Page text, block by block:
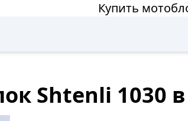
Купить
Shtenli 1030